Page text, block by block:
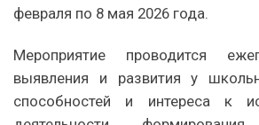
февраля по 8 мая 2026 года.
Мероприятие проводится
выявления и развития у
способностей и интереса к